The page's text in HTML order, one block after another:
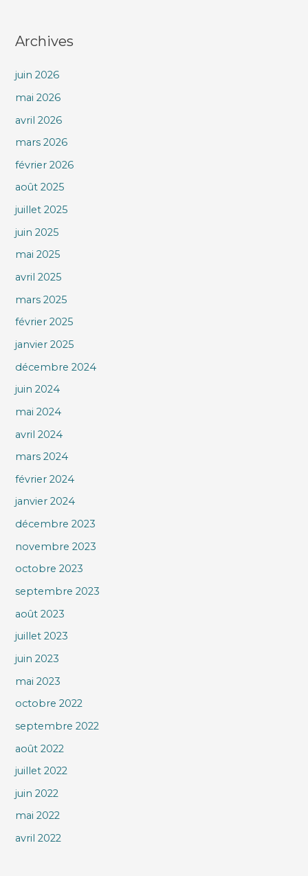
Archives
juin 2026
mai 2026
avril 2026
mars 2026
février 2026
août 2025
juillet 2025
juin 2025
mai 2025
avril 2025
mars 2025
février 2025
janvier 2025
décembre 2024
juin 2024
mai 2024
avril 2024
mars 2024
février 2024
janvier 2024
décembre 2023
novembre 2023
octobre 2023
septembre 2023
août 2023
juillet 2023
juin 2023
mai 2023
octobre 2022
septembre 2022
août 2022
juillet 2022
juin 2022
mai 2022
avril 2022